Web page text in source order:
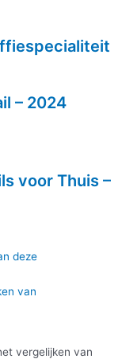
– 2024
voor Thuis –
deze
van
vergelijken van